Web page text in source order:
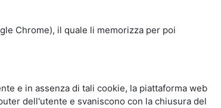
Chrome), il quale li memorizza per poi
e in assenza di tali cookie, la piattaforma web
dell'utente e svaniscono con la chiusura del